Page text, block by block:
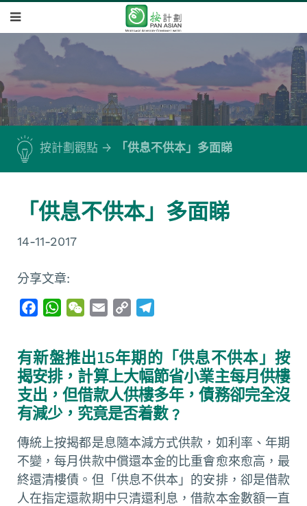
按計劃觀點 「供息不供本」多面睇
「供息不供本」多面睇
14-11-2017
分享文章:
e
b
o
o
W
t
s
A
p
W
h
a
t
i
l
y
L
i
n
e
g
r
a
有新盤推出15年期的「供息不供本」按
揭安排，計算上大幅節省小業主每月供樓
支出，但借款人供樓多年，債務卻完全沒
有減少，究竟是否着數﹖
傳統上按揭都是息隨本減方式供款，如利率、年期
不變，每月供款中償還本金的比重會愈來愈高，最
終還清樓債。但「供息不供本」的安排，卻是借款
人在指定還款期中只清還利息，借款本金數額一直